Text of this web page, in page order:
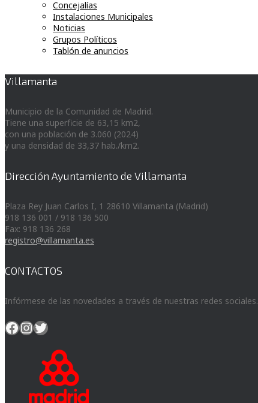
Concejalías
Instalaciones Municipales
Noticias
Grupos Políticos
Tablón de anuncios
Villamanta
Municipio de la Comunidad de Madrid.
Tiene una superficie de 63,15 km2,
con una población de 3.060 (2024)
y una densidad de 33,37 hab./km2.
Dirección Ayuntamiento de Villamanta
Plaza Rey Juan Carlos I, 1 28610 Villamanta (Madrid)
918 136 001 / 918 136 500
Fax: 918 136 268
registro@villamanta.es
CONTACTOS
Infórmese de las novedades a través de nuestras redes sociales.
Facebook
Instagram
Twitter